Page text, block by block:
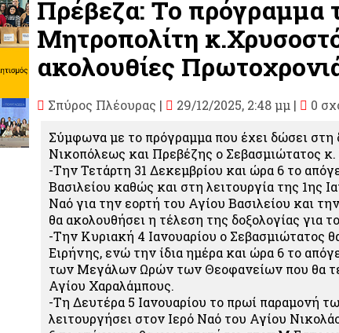
Πρέβεζα: Το πρόγραμμα
Μητροπολίτη
ακολουθίες
Σπύρος Πλέουρας | 29/12/2025, 2:48 μμ |
0
Σύμφωνα με το πρόγραμμα που έχει δώσει στη
Νικοπόλεως και Πρεβέζης ο Σεβασμιώτατος
-Την Τετάρτη 31 Δεκεμβρίου και ώρα 6 το
Βασιλείου καθώς και στη λειτουργία της 1ης
Ναό για την εορτή του Αγίου Βασιλείου και
θα ακολουθήσει η τέλεση της δοξολογίας για
-Την Κυριακή 4 Ιανουαρίου ο Σεβασμιώτατος
Ειρήνης, ενώ την ίδια ημέρα και ώρα 6 το
των Μεγάλων Ωρών των Θεοφανείων που θα
Αγίου Χαραλάμπους.
-Τη Δευτέρα 5 Ιανουαρίου το πρωί παραμονή
λειτουργήσει στον Ιερό Ναό του Αγίου